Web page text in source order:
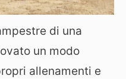
di una
un modo
allenamenti e